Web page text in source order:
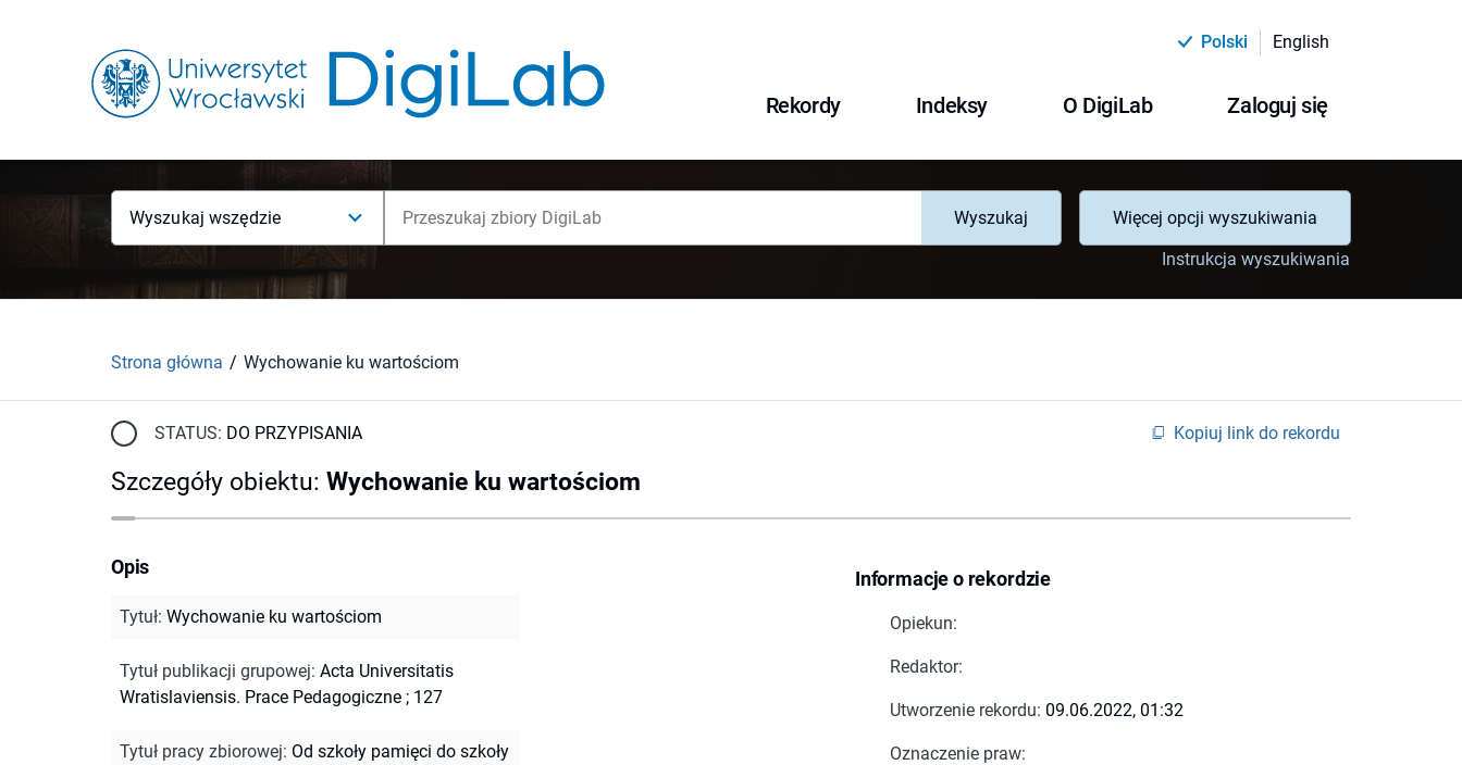
Polski English
Rekordy Indeksy O DigiLab Zaloguj się
Wyszukaj wszędzie Wyszukaj
Więcej opcji wyszukiwania
Instrukcja wyszukiwania
Strona główna Wychowanie ku wartościom
STATUS: DO PRZYPISANIA Kopiuj link do rekordu
Szczegóły obiektu: Wychowanie ku wartościom
Informacje o rekordzie
Opiekun:
Redaktor:
Utworzenie rekordu: 09.06.2022, 01:32
Oznaczenie praw:
Opis
Tytuł: Wychowanie ku wartościom
Tytuł publikacji grupowej: Acta Universitatis
Wratislaviensis. Prace Pedagogiczne ; 127
Tytuł pracy zbiorowej: Od szkoły pamięci do szkoły